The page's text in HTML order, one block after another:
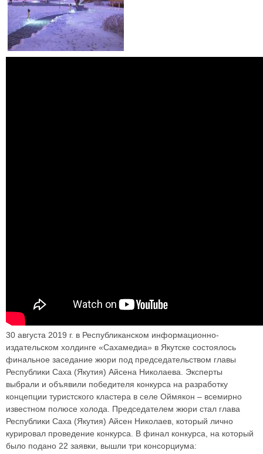
30 августа 2019 г. в Республиканском информационно-
издательском холдинге «Сахамедиа» в Якутске состоялось
финальное заседание жюри под председательством главы
Республики Саха (Якутия) Айсена Николаева. Эксперты
выбрали и объявили победителя конкурса на разработку
концепции туристского кластера в селе Оймякон – всемирно
известном полюсе холода. Председателем жюри стал глава
Республики Саха (Якутия) Айсен Николаев, который лично
курировал проведение конкурса. В финал конкурса, на который
было подано 22 заявки, вышли три консорциума: